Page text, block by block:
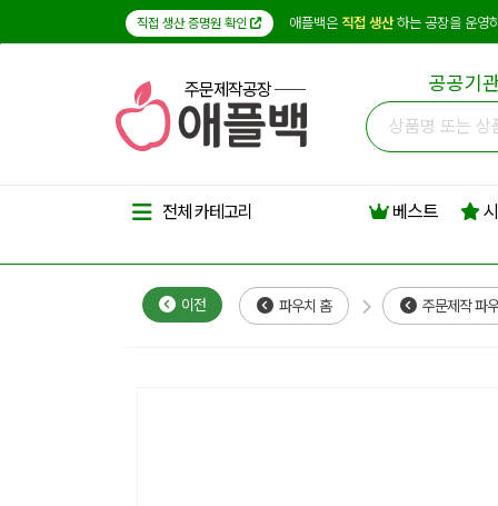
직접 생산 증명원 확인 애플백은 직접 생산하는 공장을 운영
주문제작공장 공공기
전체 카테고리 베스트
이전 파우치 홈 주문제작 파